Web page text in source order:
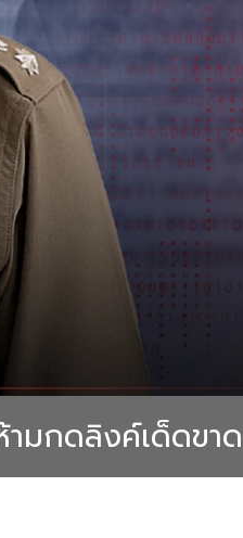
มกดลิงค์เด็ดขาด